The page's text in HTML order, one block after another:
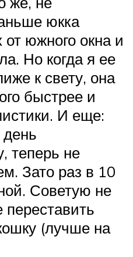
юкка
южного окна и
Но когда я ее
к свету, она
быстрее и
И еще:
теперь не
Зато раз в 10
Советую не
(лучше на